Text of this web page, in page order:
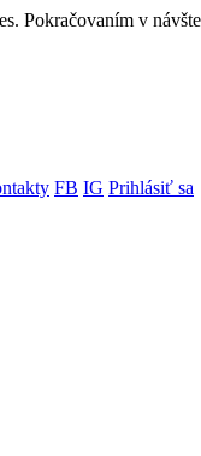
Pokračovaním v
FB IG Prihlásiť sa